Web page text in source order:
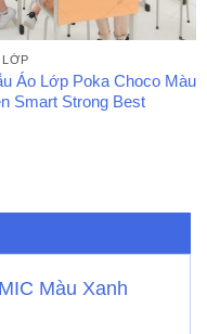
LỚP
Áo Lớp Poka Choco Màu
Smart Strong Best
Màu Xanh